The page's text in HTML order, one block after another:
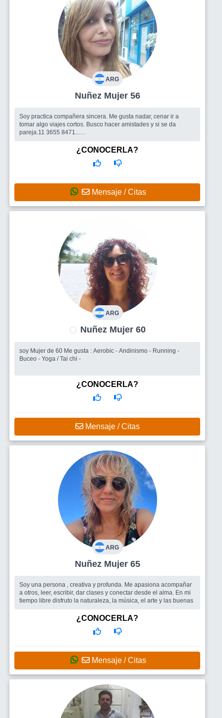
ARG
Nuñez Mujer 56
Soy practica compañera sincera. Me gusta nadar, cenar ir a
tomar algo viajes cortos. Busco hacer amistades y si se da
pareja.11 3655 8471...
¿CONOCERLA?
Mensaje / Citas
ARG
Nuñez Mujer 60
soy Mujer de 60 Me gusta : Aerobic - Andinismo - Running -
Buceo - Yoga / Tai chi -
¿CONOCERLA?
Mensaje / Citas
ARG
Nuñez Mujer 65
Soy una persona , creativa y profunda. Me apasiona acompañar
a otros, leer, escribir, dar clases y conectar desde el alma. En mi
tiempo libre disfruto la naturaleza, la música, el arte y las buenas
¿CONOCERLA?
Mensaje / Citas